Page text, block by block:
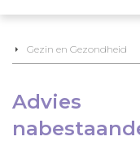
Gezin en Gezondheid
Advies